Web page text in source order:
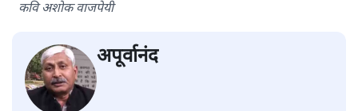
कवि अशोक वाजपेयी
अपूर्वानंद